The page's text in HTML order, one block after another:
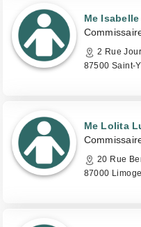
Me
2 Rue
87500 Saint-
Me Lolita
20 Rue
87000